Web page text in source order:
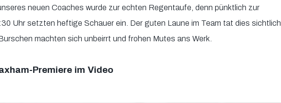
neuen Coaches wurde zur echten Regentaufe, denn pünktlich zur
Uhr setzten heftige Schauer ein. Der guten Laune im Team tat dies sichtlich
machten sich unbeirrt und frohen Mutes ans Werk.
Premiere im Video